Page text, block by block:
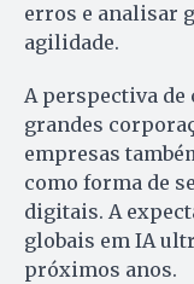
erros e analisar
agilidade.
A perspectiva
grandes
empresas
como forma de
digitais. A
globais em IA
próximos anos.